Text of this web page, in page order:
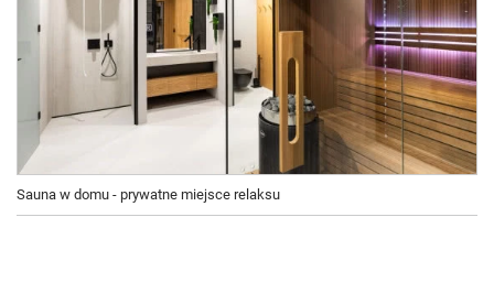
Sauna w domu - prywatne miejsce relaksu